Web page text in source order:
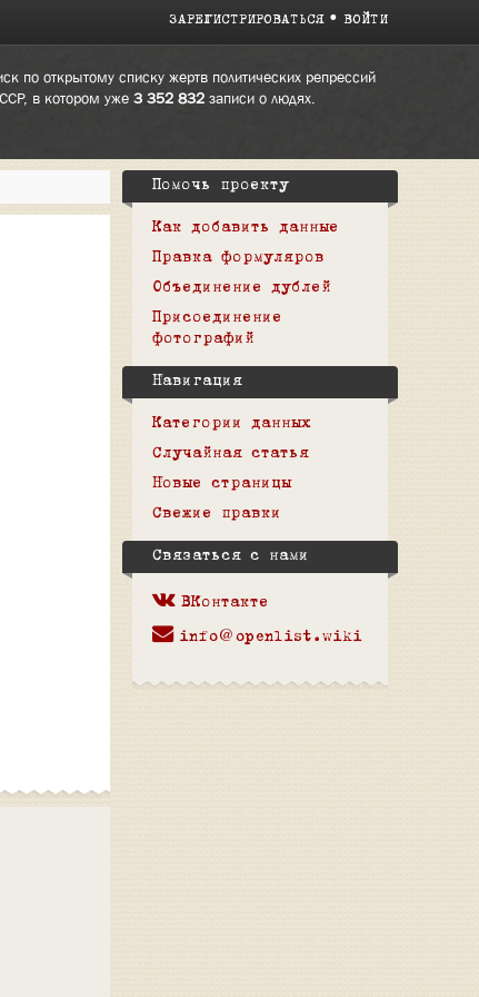
ЗАРЕГИСТРИРОВАТЬСЯ ВОЙТИ
по открытому списку жертв политических репрессий
в котором уже 3 352 832записи о людях.
Помочь проекту
Как добавить данные
Правка формуляров
Объединение дублей
Присоединение
фотографий
Навигация
Категории данных
Случайная статья
Новые страницы
Свежие правки
Связаться с нами
ВКонтакте
info@openlist.wiki